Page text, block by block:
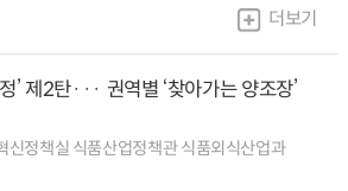
더보기
’ 제2탄··· 권역별 ‘찾아가는 양조장’
신정책실 식품산업정책관 식품외식산업과